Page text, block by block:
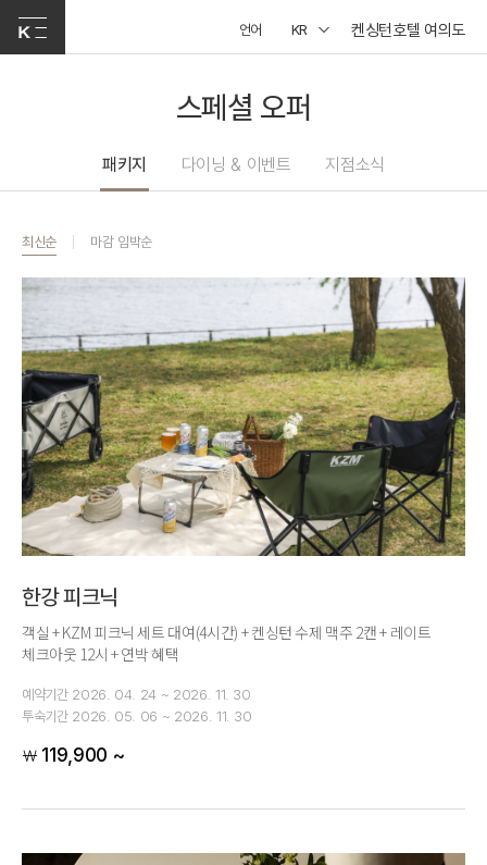
언어 KR 켄싱턴호텔 여의도
스페셜 오퍼
패키지 다이닝 & 이벤트 지점소식
최신순 마감 임박순
한강 피크닉
객실 + KZM 피크닉 세트 대여(4시간) + 켄싱턴 수제 맥주 2캔 + 레이트
체크아웃 12시 + 연박 혜택
예약기간 2026. 04. 24 ~ 2026. 11. 30
투숙기간 2026. 05. 06 ~ 2026. 11. 30
￦ 119,900 ~